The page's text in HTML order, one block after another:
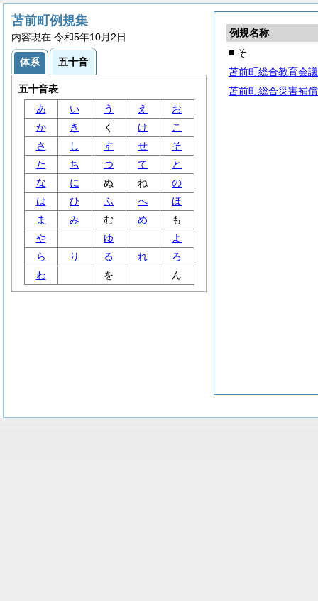
例規名称
■ そ
苫前町総合教育会
苫前町総合災害補
苫前町例規集
内容現在 令和5年10月2日
体系 五十音
五十音表
あ
い う え
お
か
き く け
こ
さ
し す せ
そ
た
ち つ て
と
な
に ぬ ね
の
は
ひ ふ へ
ほ
ま
み む め
も
や
ゆ
よ
ら
り る れ
ろ
わ
を ん